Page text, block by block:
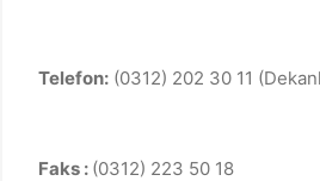
Telefon: (0312) 202 30 11
Faks : (0312) 223 50 18